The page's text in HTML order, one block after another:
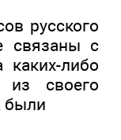
русского
связаны с
либо
из своего
были